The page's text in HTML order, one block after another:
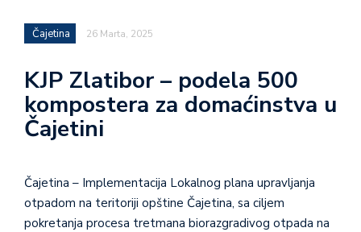
Čajetina 26 Marta, 2025
KJP Zlatibor – podela 500
kompostera za domaćinstva u
Čajetini
Čajetina – Implementacija Lokalnog plana upravljanja
otpadom na teritoriji opštine Čajetina, sa ciljem
pokretanja procesa tretmana biorazgradivog otpada na